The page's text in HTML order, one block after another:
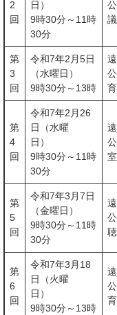
2
回
日）
9時30分～11時
30分
第
3
回
令和7年2月5日
（水曜日）
9時30分～13時
第
4
回
令和7年2月26
日（水曜
日）
9時30分～11時
30分
室
第
5
回
令和7年3月7日
（金曜日）
9時30分～11時
30分
第
6
回
令和7年3月18
日（火曜
日）
9時30分～13時